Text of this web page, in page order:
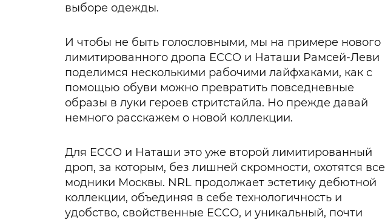
выборе одежды.
И чтобы не быть голословными, мы на примере нового
лимитированного дропа ECCO и Наташи Рамсей-Леви
поделимся несколькими рабочими лайфхаками, как с
помощью обуви можно превратить повседневные
образы в луки героев стритстайла. Но прежде давай
немного расскажем о новой коллекции.
Для ECCO и Наташи это уже второй лимитированный
дроп, за которым, без лишней скромности, охотятся все
модники Москвы. NRL продолжает эстетику дебютной
коллекции, объединяя в себе технологичность и
удобство, свойственные ECCO, и уникальный, почти